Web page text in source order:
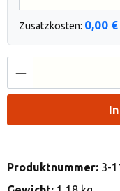
Zusatzkosten: 0,00 €
Produkt
Produktnummer: 3-